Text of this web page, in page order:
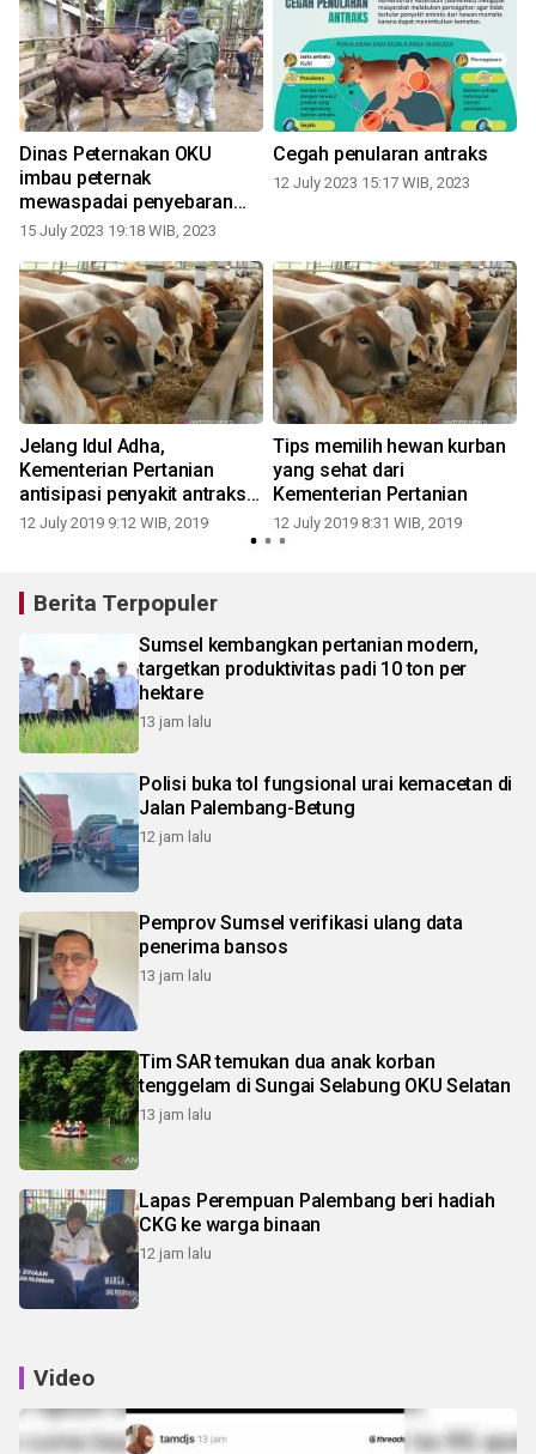
Dinas Peternakan OKU
imbau peternak
mewaspadai penyebaran
antraks
15 July 2023 19:18 WIB, 2023
Cegah penularan antraks
12 July 2023 15:17 WIB, 2023
Jelang Idul Adha,
Kementerian Pertanian
antisipasi penyakit antraks
pada ternak
12 July 2019 9:12 WIB, 2019
Tips memilih hewan kurban
yang sehat dari
Kementerian Pertanian
12 July 2019 8:31 WIB, 2019
Berita Terpopuler
Sumsel kembangkan pertanian modern,
targetkan produktivitas padi 10 ton per
hektare
13 jam lalu
Polisi buka tol fungsional urai kemacetan di
Jalan Palembang-Betung
12 jam lalu
Pemprov Sumsel verifikasi ulang data
penerima bansos
13 jam lalu
Tim SAR temukan dua anak korban
tenggelam di Sungai Selabung OKU Selatan
13 jam lalu
Lapas Perempuan Palembang beri hadiah
CKG ke warga binaan
12 jam lalu
Video